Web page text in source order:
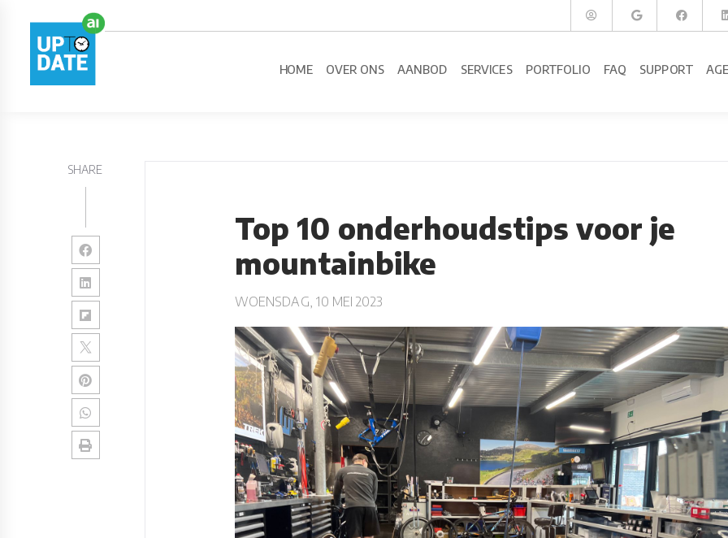
HOME OVER ONS AANBOD SERVICES PORTFOLIO FAQ SUPPORT
SHARE
Top 10 onderhoudstips voor je
mountainbike
WOENSDAG, 10 MEI 2023